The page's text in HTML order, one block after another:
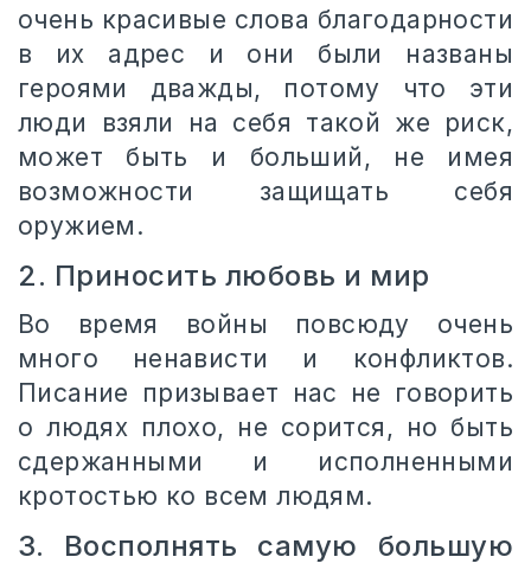
очень красивые слова благодарности
в их адрес и они были названы
героями дважды, потому что эти
люди взяли на себя такой же риск,
может быть и больший, не имея
возможности защищать себя
оружием.
2. Приносить любовь и мир
Во время войны повсюду очень
много ненависти и конфликтов.
Писание призывает нас не говорить
о людях плохо, не сорится, но быть
сдержанными и исполненными
кротостью ко всем людям.
3. Восполнять самую большую